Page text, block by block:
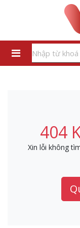
404
Xin lỗi không